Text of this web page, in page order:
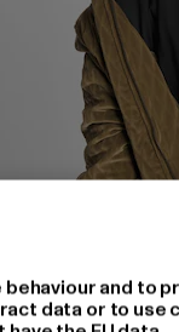
Oversized
and to
data or to use